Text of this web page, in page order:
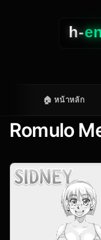
h-
🏠 หน้าหลัก
Romulo